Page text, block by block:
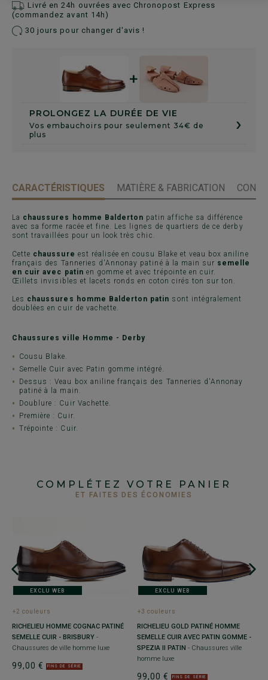
Livré en 24h ouvrées avec Chronopost Express
(commandez avant 14h)
30 jours pour changer d'avis !
PROLONGEZ LA DURÉE DE VIE
Vos embauchoirs pour seulement 34€ de
plus
›
+
CARACTÉRISTIQUES MATIÈRE & FABRICATION
La chaussures homme Balderton patin affiche sa différence
avec sa forme racée et fine. Les lignes de quartiers de ce derby
sont travaillées pour un look très chic.
Cette chaussure est réalisée en cousu Blake et veau box aniline
français des Tanneries d'Annonay patiné à la main sur semelle
en cuir avec patin en gomme et avec trépointe en cuir.
Œillets invisibles et lacets ronds en coton cirés ton sur ton.
Les chaussures homme Balderton patin sont intégralement
doublées en cuir de vachette.
Chaussures ville Homme - Derby
Cousu Blake.
Semelle Cuir avec Patin gomme intégré.
Dessus : Veau box aniline français des Tanneries d'Annonay
patiné à la main.
Doublure : Cuir Vachette.
Première : Cuir.
Trépointe : Cuir.
COMPLÉTEZ VOTRE PANIER
ET FAITES DES ÉCONOMIES
EXCLU WEB
+2 couleurs
RICHELIEU HOMME COGNAC PATINÉ
SEMELLE CUIR - BRISBURY -
Chaussures de ville homme luxe
99,00 € FINS DE SÉRIE
EXCLU WEB
+3 couleurs
RICHELIEU GOLD PATINÉ HOMME
SEMELLE CUIR AVEC PATIN GOMME -
SPEZIA II PATIN - Chaussures ville
homme luxe
99,00 € FINS DE SÉRIE